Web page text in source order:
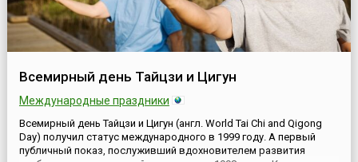
Всемирный день Тайцзи и Цигун
Международные праздники
Всемирный день Тайцзи и Цигун (англ. World Tai Chi and Qigong
Day) получил статус международного в 1999 году. А первый
публичный показ, послуживший вдохновителем развития